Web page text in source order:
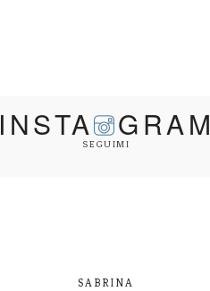
INSTA GRAM
SEGUIMI
SABRINA